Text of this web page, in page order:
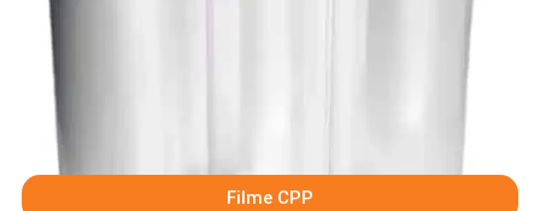
Filme CPP